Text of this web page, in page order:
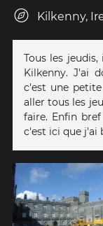
Kilkenny,
Tous les
Kilkenny. J'ai
c'est une
aller tous les
faire. Enfin
c'est ici que j'ai